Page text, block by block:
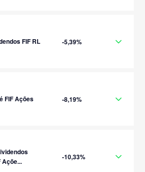
FIF RL -5,39%
FIF Ações -8,19%
Açõe...
-10,33%